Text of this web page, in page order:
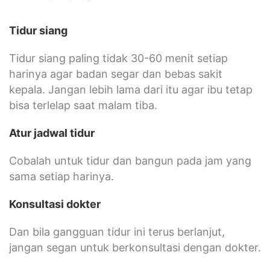
Tidur siang
Tidur siang paling tidak 30-60 menit setiap
harinya agar badan segar dan bebas sakit
kepala. Jangan lebih lama dari itu agar ibu tetap
bisa terlelap saat malam tiba.
Atur jadwal tidur
Cobalah untuk tidur dan bangun pada jam yang
sama setiap harinya.
Konsultasi dokter
Dan bila gangguan tidur ini terus berlanjut,
jangan segan untuk berkonsultasi dengan dokter.